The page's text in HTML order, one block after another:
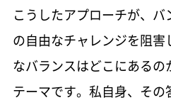
こうしたアプローチが、
の自由なチャレンジを阻
なバランスはどこにある
テーマです。私自身、そ